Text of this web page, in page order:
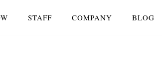
STAFF COMPANY BLOG